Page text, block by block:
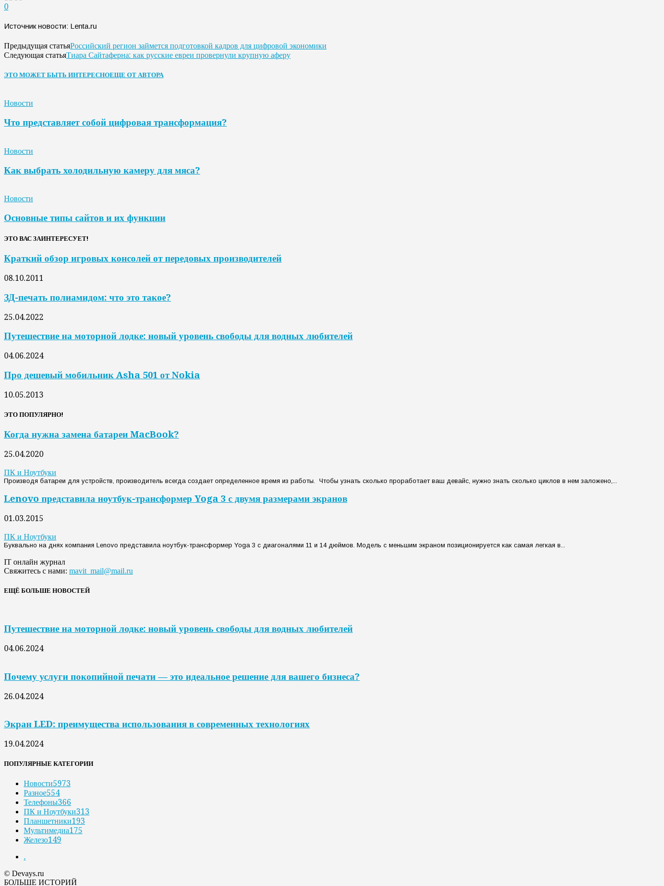
0
Источник новости: Lenta.ru
Предыдущая статьяРоссийский регион займется подготовкой кадров для цифровой экономики
Следующая статьяТиара Сайтаферна: как русские евреи провернули крупную аферу
ЭТО МОЖЕТ БЫТЬ ИНТЕРЕСНОЕЩЕ ОТ АВТОРА
Новости
Что представляет собой цифровая трансформация?
Новости
Как выбрать холодильную камеру для мяса?
Новости
Основные типы сайтов и их функции
ЭТО ВАС ЗАИНТЕРЕСУЕТ!
Краткий обзор игровых консолей от передовых производителей
08.10.2011
ЗД-печать полиамидом: что это такое?
25.04.2022
Путешествие на моторной лодке: новый уровень свободы для водных любителей
04.06.2024
Про дешевый мобильник Asha 501 от Nokia
10.05.2013
ЭТО ПОПУЛЯРНО!
Когда нужна замена батареи MacBook?
25.04.2020
ПК и Ноутбуки
Производя батареи для устройств, производитель всегда создает определенное время из работы. Чтобы узнать сколько проработает ваш девайс, нужно знать сколько циклов в нем заложено,...
Lenovo представила ноутбук-трансформер Yoga 3 с двумя размерами экранов
01.03.2015
ПК и Ноутбуки
Буквально на днях компания Lenovo представила ноутбук-трансформер Yoga 3 с диагоналями 11 и 14 дюймов. Модель с меньшим экраном позиционируется как самая легкая в...
IT онлайн журнал
Свяжитесь с нами: mavit_mail@mail.ru
ЕЩЁ БОЛЬШЕ НОВОСТЕЙ
Путешествие на моторной лодке: новый уровень свободы для водных любителей
04.06.2024
Почему услуги покопийной печати — это идеальное решение для вашего бизнеса?
26.04.2024
Экран LED: преимущества использования в современных технологиях
19.04.2024
ПОПУЛЯРНЫЕ КАТЕГОРИИ
Новости5973
Разное554
Телефоны366
ПК и Ноутбуки313
Планшетники193
Мультимедиа175
Железо149
.
© Devays.ru
БОЛЬШЕ ИСТОРИЙ